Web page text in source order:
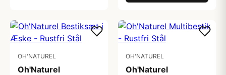
OH'NATUREL
Oh'Naturel
OH'NATUREL
Oh'Naturel